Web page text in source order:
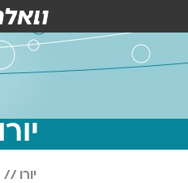
יורו 2020
יורו